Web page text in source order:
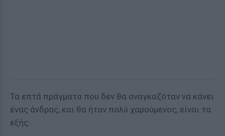
Τα επτά πράγματα που δεν θα αναγκαζόταν να κάνει
ένας άνδρας, και θα ήταν πολύ χαρούμενος, είναι τα
εξής: